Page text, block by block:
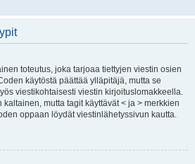
toteutus, joka tarjoaa tiettyjen viestin osien
käytöstä päättää ylläpitäjä, mutta se
viestikohtaisesti viestin kirjoituslomakkeella.
kaltainen, mutta tagit käyttävät < ja > merkkien
oppaan löydät viestinlähetyssivun kautta.